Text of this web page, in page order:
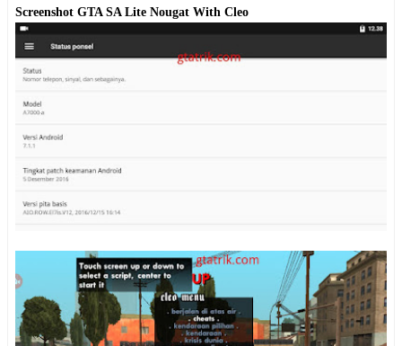
Screenshot GTA SA Lite Nougat With Cleo